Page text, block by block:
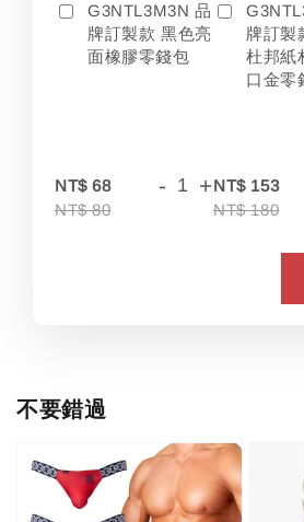
G3NTL3M3N 品
牌訂製款 黑色亮
面橡膠零錢包
NT$ 68
NT$ 80
- +
牌訂製
杜邦紙
口金零
NT$ 153
NT$ 180
不要錯過